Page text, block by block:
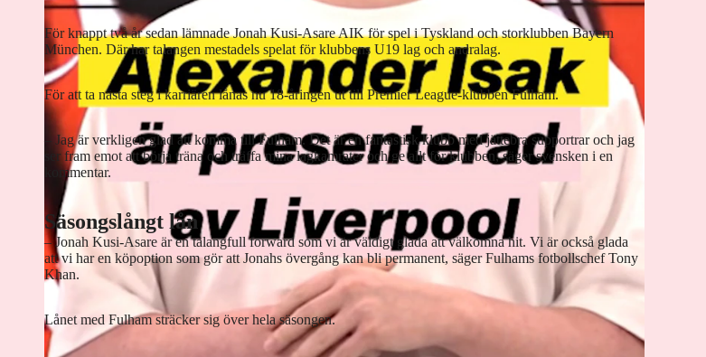
För knappt två år sedan lämnade Jonah Kusi-Asare AIK för spel i Tyskland och storklubben Bayern
München. Där har talangen mestadels spelat för klubbens U19 lag och andralag.
För att ta nästa steg i karriären lånas nu 18-åringen ut till Premier League-klubben Fulham.
– Jag är verkligen glad att komma till Fulham. Det är en fantastisk klubb med jättebra supportrar och jag
ser fram emot att börja träna och träffa mina lagkamrater och ge allt för klubben, säger svensken i en
kommentar.
Säsongslångt lån
– Jonah Kusi-Asare är en talangfull forward som vi är väldigt glada att välkomna hit. Vi är också glada
att vi har en köpoption som gör att Jonahs övergång kan bli permanent, säger Fulhams fotbollschef Tony
Khan.
Lånet med Fulham sträcker sig över hela säsongen.